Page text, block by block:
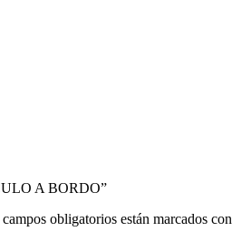
A BORDO”
obligatorios están marcados con